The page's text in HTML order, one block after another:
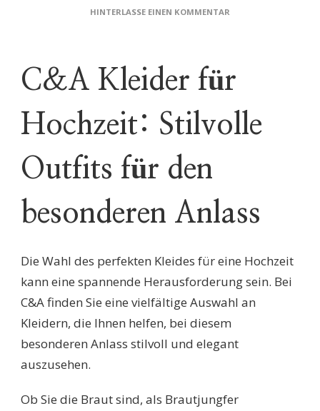
HINTERLASSE EINEN KOMMENTAR
KLEIDER
FÜR
PERFEKTE
C&A Kleider für
Hochzeit: Stilvolle
Outfits für den
besonderen Anlass
Die Wahl des perfekten Kleides für eine Hochzeit
kann eine spannende Herausforderung sein. Bei
C&A finden Sie eine vielfältige Auswahl an
Kleidern, die Ihnen helfen, bei diesem
besonderen Anlass stilvoll und elegant
auszusehen.
Ob Sie die Braut sind, als Brautjungfer